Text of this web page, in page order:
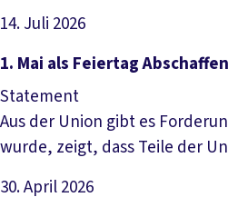
14. Juli 2026
Artikel lesen
1. Mai als Feiertag
Statement
Aus der Union gibt es
wurde, zeigt, dass Teile der
30. April 2026